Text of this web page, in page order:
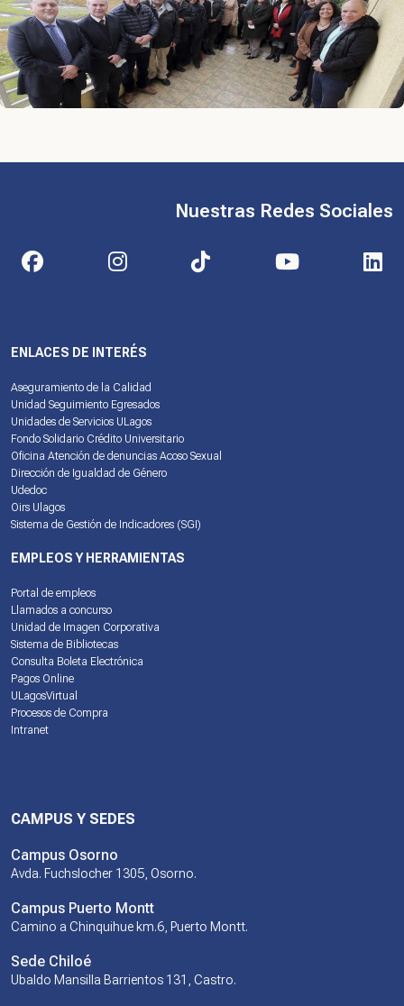
ENLACES DE INTERÉS
Aseguramiento de la Calidad
Unidad Seguimiento Egresados
Unidades de Servicios ULagos
Fondo Solidario Crédito Universitario
Oficina Atención de denuncias Acoso Sexual
Dirección de Igualdad de Género
Udedoc
Oirs Ulagos
Sistema de Gestión de Indicadores (SGI)
EMPLEOS Y HERRAMIENTAS
Portal de empleos
Llamados a concurso
Unidad de Imagen Corporativa
Sistema de Bibliotecas
Consulta Boleta Electrónica
Pagos Online
ULagosVirtual
Procesos de Compra
Intranet
CAMPUS Y SEDES
Campus Osorno
Avda. Fuchslocher 1305, Osorno.
Campus Puerto Montt
Camino a Chinquihue km.6, Puerto Montt.
Sede Chiloé
Ubaldo Mansilla Barrientos 131, Castro.
Nuestras Redes Sociales